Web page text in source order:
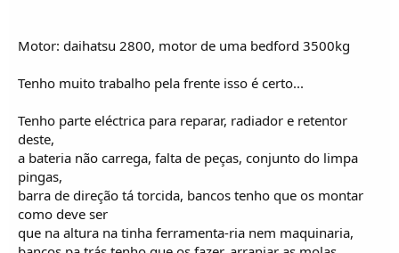
Motor: daihatsu 2800, motor de uma bedford 3500kg
Tenho muito trabalho pela frente isso é certo...
Tenho parte eléctrica para reparar, radiador e retentor
deste,
a bateria não carrega, falta de peças, conjunto do limpa
pingas,
barra de direção tá torcida, bancos tenho que os montar
como deve ser
que na altura na tinha ferramenta-ria nem maquinaria,